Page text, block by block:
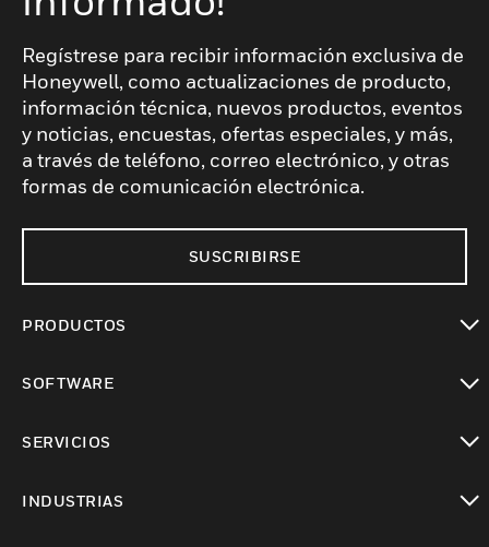
Regístrese para recibir información exclusiva de
Honeywell, como actualizaciones de producto,
información técnica, nuevos productos, eventos
y noticias, encuestas, ofertas especiales, y más,
a través de teléfono, correo electrónico, y otras
formas de comunicación electrónica.
SUSCRIBIRSE
PRODUCTOS
SOFTWARE
SERVICIOS
INDUSTRIAS